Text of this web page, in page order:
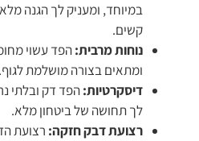
במיוחד, ומעניק לך הגנה
קשים.
נוחות מרבית:הפד עשוי
ומתאים בצורה מושלמת לגוף.
דיסקרטיות:הפד דק ובלתי
לך תחושה של ביטחון מלא.
רצועת דבק חזקה: רצועת